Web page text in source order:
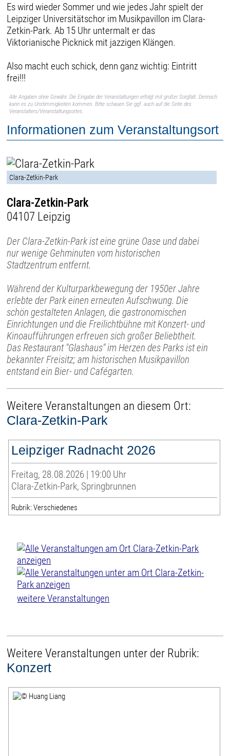
Es wird wieder Sommer und wie jedes Jahr spielt der
Leipziger Universitätschor im Musikpavillon im Clara-
Zetkin-Park. Ab 15 Uhr untermalt er das
Viktorianische Picknick mit jazzigen Klängen.
Also macht euch schick, denn ganz wichtig: Eintritt
frei!!!
Alle Angaben ohne Gewähr. Die Eingabe der Veranstaltungen erfolgt mit großer Sorgfalt. Dennoch
kann es zu Unstimmigkeiten kommen. Bitte schauen Sie ggf. auch auf die Seite des
Veranstalters/Veranstaltungsortes.
Informationen zum Veranstaltungsort
Clara-Zetkin-Park
Clara-Zetkin-Park
04107 Leipzig
Der Clara-Zetkin-Park ist eine grüne Oase und dabei
nur wenige Gehminuten vom historischen
Stadtzentrum entfernt.
Während der Kulturparkbewegung der 1950er Jahre
erlebte der Park einen erneuten Aufschwung. Die
schön gestalteten Anlagen, die gastronomischen
Einrichtungen und die Freilichtbühne mit Konzert- und
Kinoaufführungen erfreuen sich großer Beliebtheit.
Das Restaurant "Glashaus" im Herzen des Parks ist ein
bekannter Freisitz; am historischen Musikpavillon
entstand ein Bier- und Cafégarten.
Weitere Veranstaltungen an diesem Ort:
Clara-Zetkin-Park
Leipziger Radnacht 2026
Freitag, 28.08.2026 | 19:00 Uhr
Clara-Zetkin-Park, Springbrunnen
Rubrik: Verschiedenes
weitere Veranstaltungen
Weitere Veranstaltungen unter der Rubrik:
Konzert